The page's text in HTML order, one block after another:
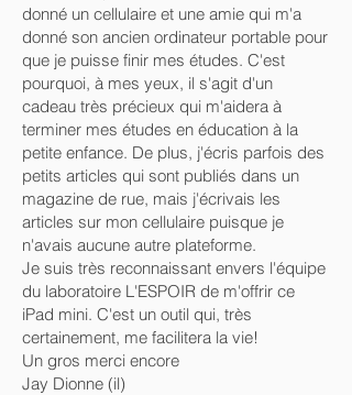
donné un cellulaire et une amie qui m'a
donné son ancien ordinateur portable pour
que je puisse finir mes études. C'est
pourquoi, à mes yeux, il s'agit d'un
cadeau très précieux qui m'aidera à
terminer mes études en éducation à la
petite enfance. De plus, j'écris parfois des
petits articles qui sont publiés dans un
magazine de rue, mais j'écrivais les
articles sur mon cellulaire puisque je
n'avais aucune autre plateforme.
Je suis très reconnaissant envers l'équipe
du laboratoire L'ESPOIR de m'offrir ce
iPad mini. C'est un outil qui, très
certainement, me facilitera la vie!
Un gros merci encore
Jay Dionne (il)